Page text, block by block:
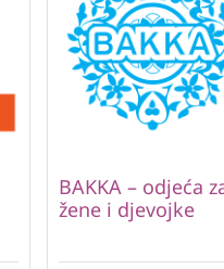
BAKKA – odjeća
žene i djevojke